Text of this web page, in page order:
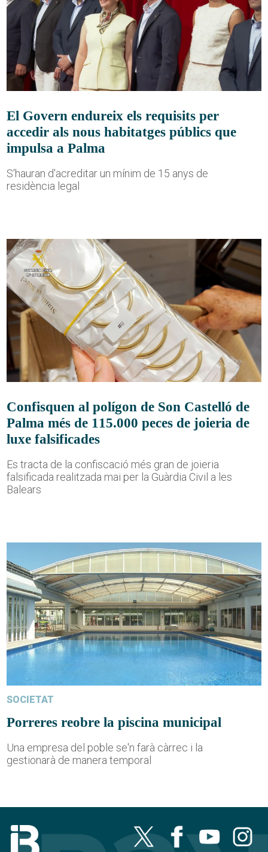
El Govern endureix els requisits per
accedir als nous habitatges públics que
impulsa a Palma
S'hauran d'acreditar un mínim de 15 anys de
residència legal
Confisquen al polígon de Son Castelló de
Palma més de 115.000 peces de joieria de
luxe falsificades
Es tracta de la confiscació més gran de joieria
falsificada realitzada mai per la Guàrdia Civil a les
Balears
SOCIETAT
Porreres reobre la piscina municipal
Una empresa del poble se'n farà càrrec i la
gestionarà de manera temporal